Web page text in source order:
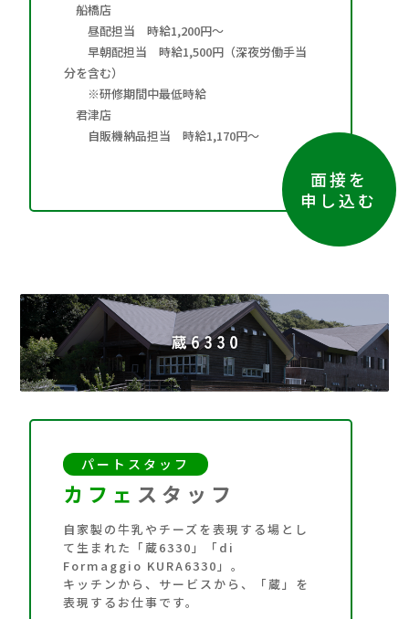
船橋店
昼配担当 時給1,200円～
早朝配担当 時給1,500円（深夜労働手当
分を含む）
※研修期間中最低時給
君津店
自販機納品担当 時給1,170円～
面接を
申し込む
パートスタッフ
カフェ スタッフ
自家製の牛乳やチーズを表現する場とし
て生まれた「蔵6330」「di
Formaggio KURA6330」。
キッチンから、サービスから、「蔵」を
表現するお仕事です。